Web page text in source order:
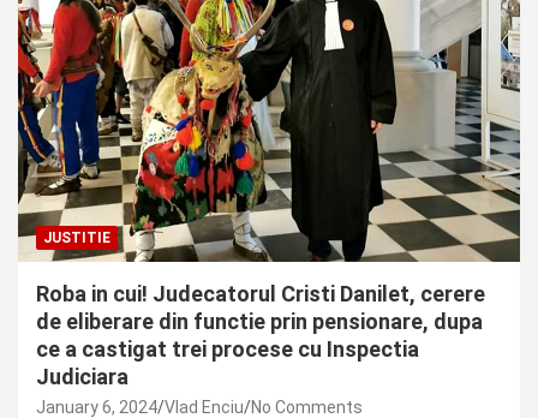
JUSTITIE
Roba in cui! Judecatorul Cristi Danilet, cerere
de eliberare din functie prin pensionare, dupa
ce a castigat trei procese cu Inspectia
Judiciara
January 6, 2024 Vlad Enciu No Comments